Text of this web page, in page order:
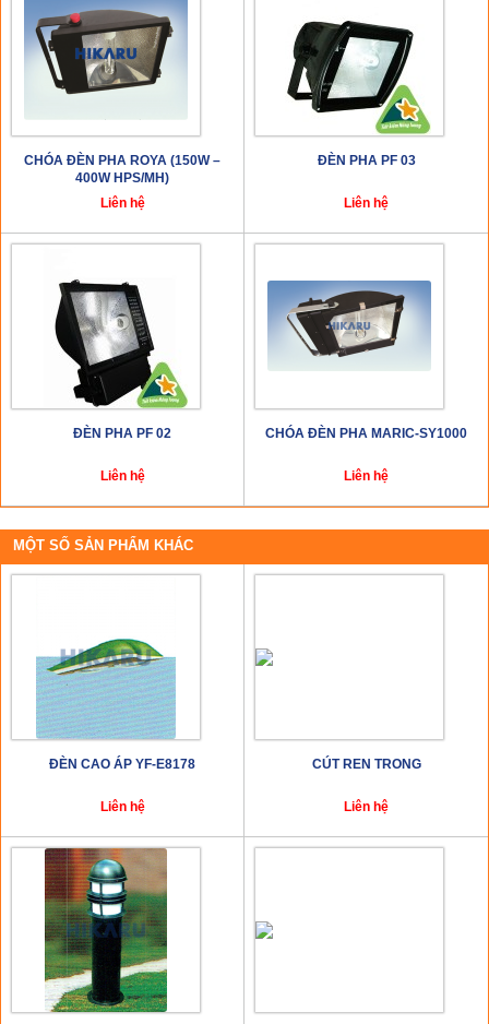
CHÓA ĐÈN PHA ROYA (150W –
400W HPS/MH)
Liên hệ
ĐÈN PHA PF 03
Liên hệ
ĐÈN PHA PF 02
Liên hệ
CHÓA ĐÈN PHA MARIC-SY1000
Liên hệ
MỘT SỐ SẢN PHẨM KHÁC
ĐÈN CAO ÁP YF-E8178
Liên hệ
CÚT REN TRONG
Liên hệ